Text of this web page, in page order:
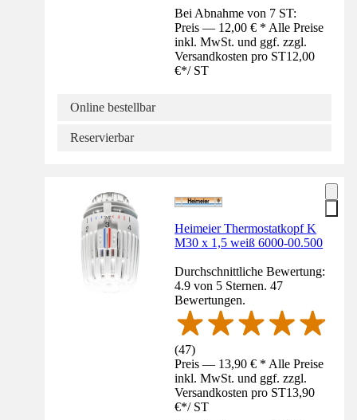
Bei Abnahme von 7 ST:
Preis — 12,00 € * Alle Preise
inkl. MwSt. und ggf. zzgl.
Versandkosten pro ST12,00
€*/ ST
Online bestellbar
Reservierbar
Heimeier Thermostatkopf K
M30 x 1,5 weiß 6000-00.500
Durchschnittliche Bewertung:
4.9 von 5 Sternen. 47
Bewertungen.
(47)
Preis — 13,90 € * Alle Preise
inkl. MwSt. und ggf. zzgl.
Versandkosten pro ST13,90
€*/ ST